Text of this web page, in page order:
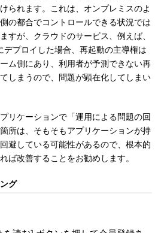
られます。これは、オンプレミスのよ
の都合でコントロールできる状況では
すが、クラウドのサービス、例えば、
デプロイした場合、再起動の主導権は
ム側にあり、利用者が予測できない再
しまうので、問題が顕在化してしまい
リケーションで「運用による問題の回
所は、そもそもアプリケーションが持
避している可能性があるので、根本的
ば改善することをお勧めします。
グ